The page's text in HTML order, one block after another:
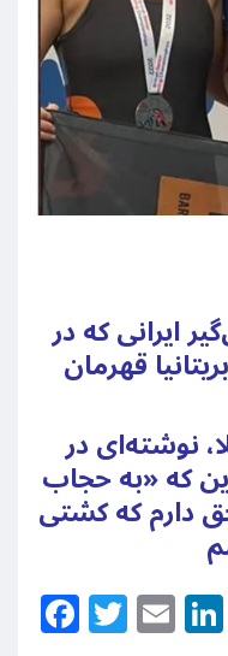
ایرانی‌ که در
قهرمان
نوشته‌ای در
که «به حجاب
دارم که کشتی